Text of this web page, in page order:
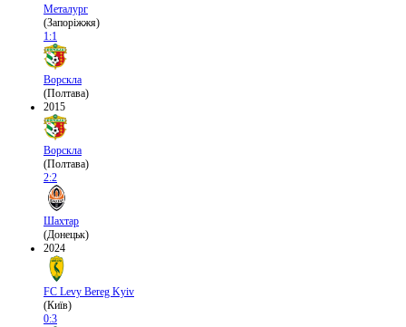
Металург
(Запоріжжя)
1:1
Ворскла
(Полтава)
2015
Ворскла
(Полтава)
2:2
Шахтар
(Донецьк)
2024
FC Levy Bereg Kyiv
(Київ)
0:3